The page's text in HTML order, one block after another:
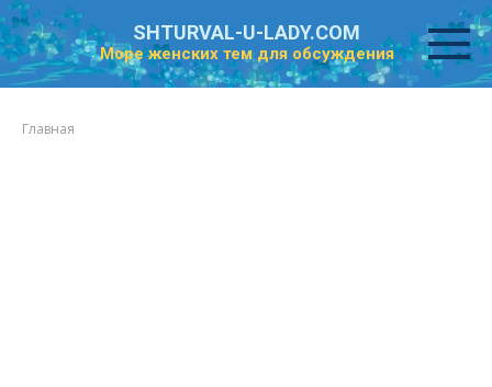
Перейти
к
контенту
SHTURVAL-U-LADY.COM
Море женских тем для обсуждения
Главная